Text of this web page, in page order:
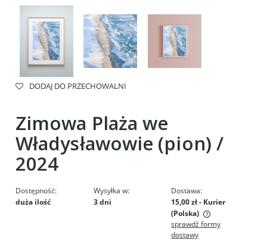
DODAJ DO PRZECHOWALNI
Zimowa Plaża we
Władysławowie (pion) /
2024
Dostępność:
duża ilość
Wysyłka w:
3 dni
Dostawa:
15,00 zł- Kurier
(Polska)
Cena nie zawiera ewentualnych kosztów płatności
sprawdź formy
dostawy